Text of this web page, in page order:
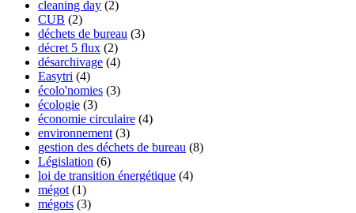
cleaning day (2)
CUB (2)
déchets de bureau (3)
décret 5 flux (2)
désarchivage (4)
Easytri (4)
écolo'nomies (3)
écologie (3)
économie circulaire (4)
environnement (3)
gestion des déchets de bureau (8)
Législation (6)
loi de transition énergétique (4)
mégot (1)
mégots (3)